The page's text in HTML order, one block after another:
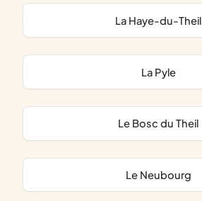
La Haye-du-Theil
La Pyle
Le Bosc du Theil
Le Neubourg